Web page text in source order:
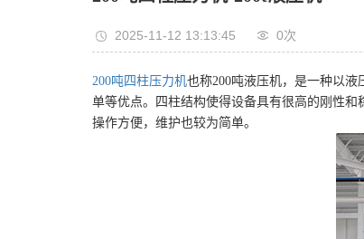
2025-11-12 13:13:45 0次
200吨四柱压力机也称200吨液压机，是一种以
单等优点。四柱结构使得设备具有很高的刚性和
操作方便，维护也较为简单。